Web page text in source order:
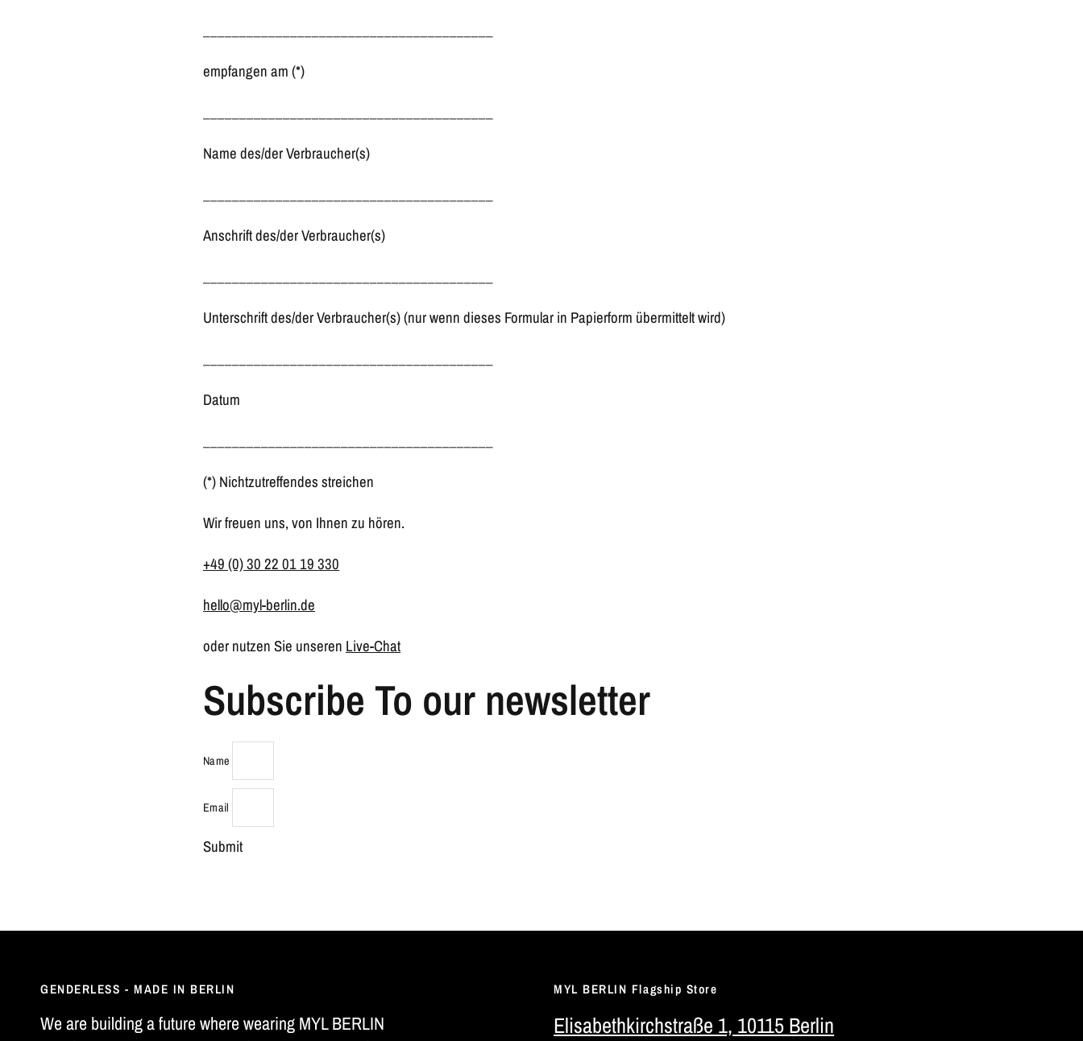
empfangen am (*)
Name des/der Verbraucher(s)
Anschrift des/der Verbraucher(s)
Unterschrift des/der Verbraucher(s) (nur wenn dieses Formular in Papierform übermittelt wird)
Datum
(*) Nichtzutreffendes streichen
Wir freuen uns, von Ihnen zu hören.
+49 (0) 30 22 01 19 330
hello@myl-berlin.de
oder nutzen Sie unseren Live-Chat
Subscribe To our newsletter
Name
Email
Submit
GENDERLESS - MADE IN BERLIN
We are building a future where wearing MYL BERLIN
MYL BERLIN Flagship Store
Elisabethkirchstraße 1, 10115 Berlin